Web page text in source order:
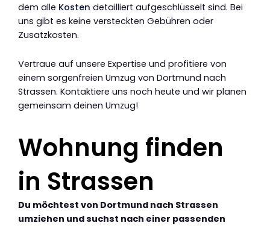
dem alle Kosten detailliert aufgeschlüsselt sind. Bei
uns gibt es keine versteckten Gebühren oder
Zusatzkosten.
Vertraue auf unsere Expertise und profitiere von
einem sorgenfreien Umzug von Dortmund nach
Strassen. Kontaktiere uns noch heute und wir planen
gemeinsam deinen Umzug!
Wohnung finden
in Strassen
Du möchtest von Dortmund nach Strassen
umziehen und suchst nach einer passenden